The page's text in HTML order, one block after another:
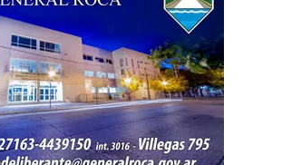
entiendo que se encuentran
recaudos previstos en el artículo 278,
desistimiento del proceso por voluntad
Además, se estableció que las
archivadas en formato digital,
vigente del Poder Judicial de Río